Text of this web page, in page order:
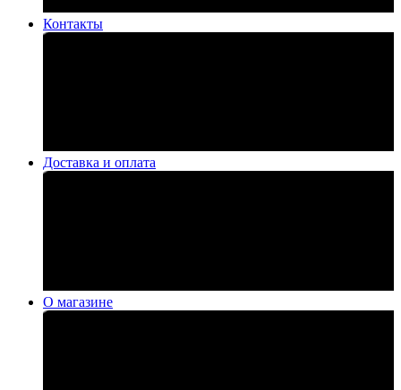
Контакты
Доставка и оплата
О магазине